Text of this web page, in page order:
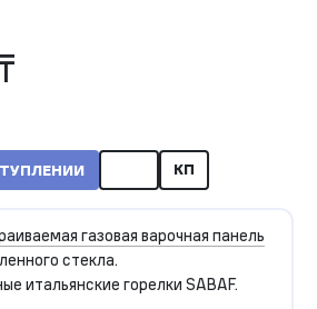
КП
газовая варочная панель
стекла.
итальянские горелки SABAF.